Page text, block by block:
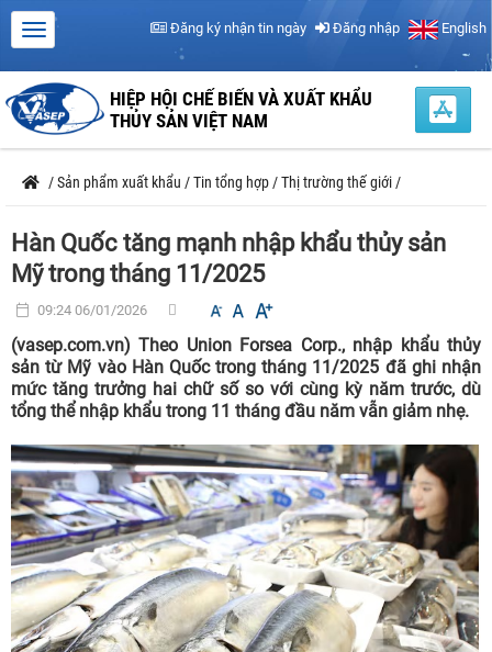
Đăng ký nhận tin ngày Đăng nhập English
HIỆP HỘI CHẾ BIẾN VÀ XUẤT KHẨU
THỦY SẢN VIỆT NAM
/Sản phẩm xuất khẩu /Tin tổng hợp /Thị trường thế giới /
Hàn Quốc tăng mạnh nhập khẩu thủy sản
Mỹ trong tháng 11/2025
09:24 06/01/2026
(vasep.com.vn) Theo Union Forsea Corp., nhập khẩu thủy
sản từ Mỹ vào Hàn Quốc trong tháng 11/2025 đã ghi nhận
mức tăng trưởng hai chữ số so với cùng kỳ năm trước, dù
tổng thể nhập khẩu trong 11 tháng đầu năm vẫn giảm nhẹ.